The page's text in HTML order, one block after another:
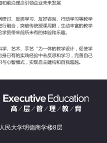
民大学明德商学楼8层